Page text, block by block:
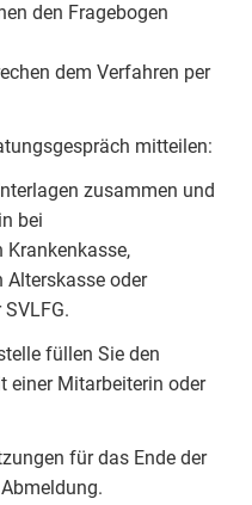
den Fragebogen
dem Verfahren per
mitteilen:
zusammen und
bei
oder
füllen Sie den
einer Mitarbeiterin oder
für das Ende der